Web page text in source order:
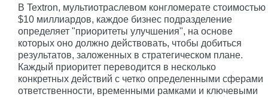
В Textron, мультиотраслевом конгломерате стоимостью
$10 миллиардов, каждое бизнес подразделение
определяет "приоритеты улучшения", на основе
которых оно должно действовать, чтобы добиться
результатов, заложенных в стратегическом плане.
Каждый приоритет переводится в несколько
конкретных действий с четко определенными сферами
ответственности, временными рамками и ключевыми